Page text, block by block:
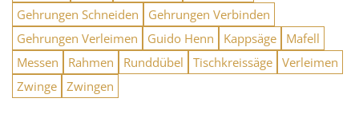
Gehrungen Schneiden
Gehrungen Verbinden
Gehrungen Verleimen
Guido Henn Kappsäge
Mafell
Messen
Rahmen Runddübel Tischkreissäge Verleimen
Zwinge Zwingen